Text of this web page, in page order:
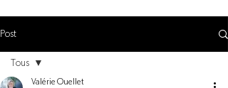
Post
Tous
Valérie Ouellet